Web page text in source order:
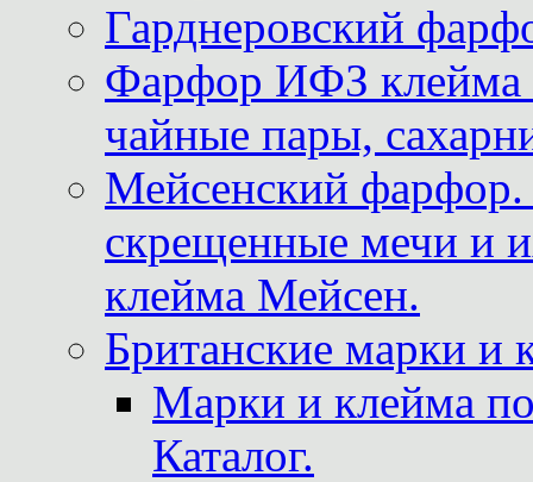
Гарднеровский
Фарфор ИФЗ клейма
чайные пары,
Мейсенский фарфор.
скрещенные мечи и
клейма Мейсен.
Британские марки и
Марки и клейма
Каталог.